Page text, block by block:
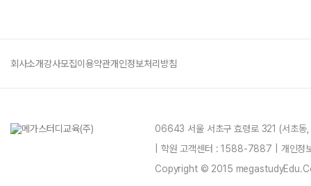
회사소개강사모집이용약관개인정보처리방침
06643 서울 서초구 효령로 321 (서초
| 학원 고객센터 : 1588-7887 | 개인
Copyright © 2015